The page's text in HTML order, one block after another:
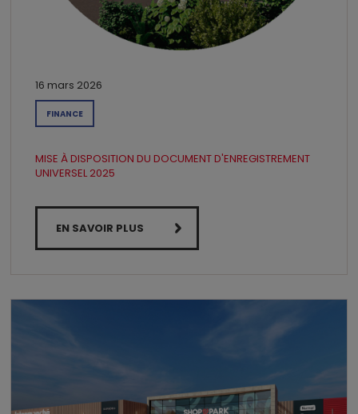
16 mars 2026
FINANCE
MISE À DISPOSITION DU DOCUMENT D'ENREGISTREMENT
UNIVERSEL 2025
EN SAVOIR PLUS